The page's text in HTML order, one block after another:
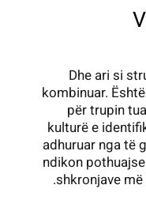
Dhe ari si
kombinuar.
për trupin
kulturë e
adhuruar nga të
ndikon
shkronjave më